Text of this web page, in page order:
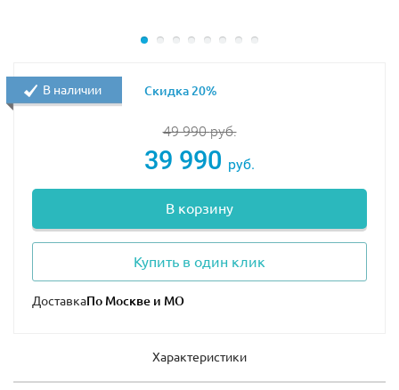
49 990руб.
39 990 руб.
В корзину
Купить в один клик
Доставка
В наличии Скидка 20%
Характеристики